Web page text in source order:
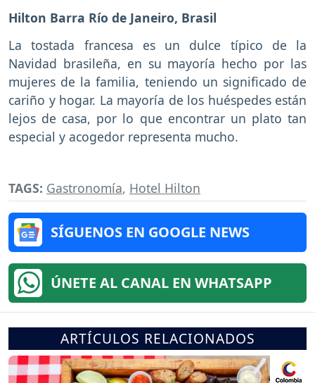
Hilton Barra Río de Janeiro, Brasil
La tostada francesa es un dulce típico de la
Navidad brasileña, en su mayoría hecho por las
mujeres de la familia, teniendo un significado de
cariño y hogar. La mayoría de los huéspedes están
lejos de casa, por lo que encontrar un plato tan
especial y acogedor representa mucho.
TAGS: Gastronomía, Hotel Hilton
SÍGUENOS EN GOOGLE NEWS
ÚNETE AL CANAL EN WHATSAPP
ARTÍCULOS RELACIONADOS